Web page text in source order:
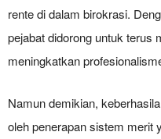
rente di dalam birokrasi.
pejabat didorong untuk terus
meningkatkan
Namun demikian,
oleh penerapan sistem merit